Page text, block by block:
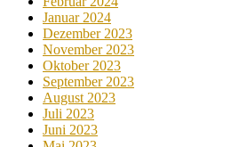
Januar 2024
Dezember 2023
November 2023
Oktober 2023
September 2023
August 2023
Juli 2023
Juni 2023